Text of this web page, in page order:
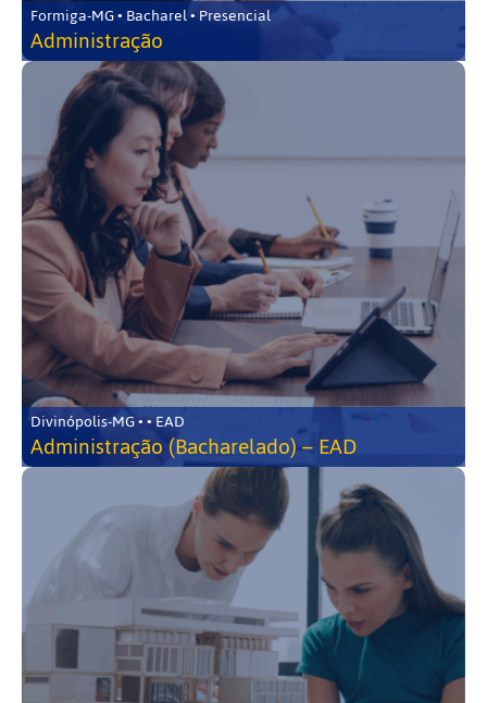
Formiga-MG • Bacharel • Presencial
Administração
Divinópolis-MG • • EAD
Administração (Bacharelado) – EAD